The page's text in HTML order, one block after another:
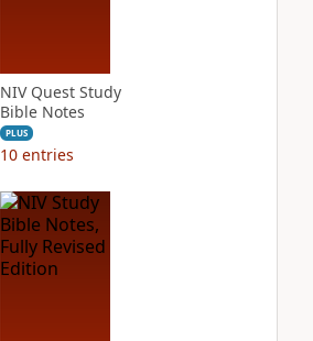
NIV Quest Study
Bible Notes
PLUS
10 entries